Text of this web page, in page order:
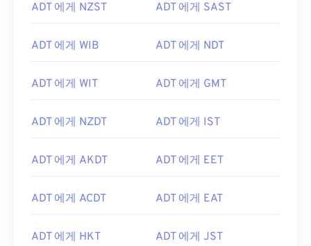
ADT 에게 NZST ADT 에게 SAST
ADT 에게 WIB ADT 에게 NDT
ADT 에게 WIT ADT 에게 GMT
ADT 에게 NZDT ADT 에게 IST
ADT 에게 AKDT ADT 에게 EET
ADT 에게 ACDT ADT 에게 EAT
ADT 에게 HKT ADT 에게 JST